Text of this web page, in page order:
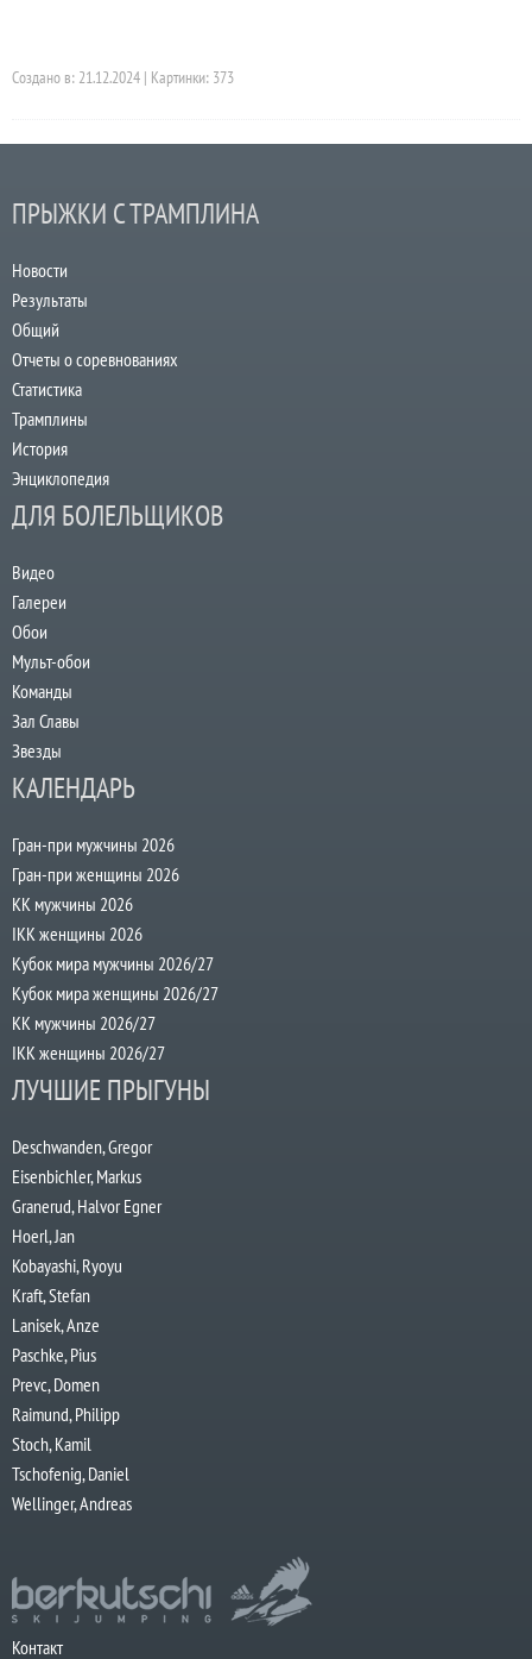
Создано в: 21.12.2024 | Картинки: 373
ПРЫЖКИ С ТРАМПЛИНА
Новости
Результаты
Общий
Отчеты о соревнованиях
Статистика
Трамплины
История
Энциклопедия
ДЛЯ БОЛЕЛЬЩИКОВ
Видео
Галереи
Обои
Мульт-обои
Команды
Зал Славы
Звезды
КАЛЕНДАРЬ
Гран-при мужчины 2026
Гран-при женщины 2026
КК мужчины 2026
IKK женщины 2026
Кубок мира мужчины 2026/27
Кубок мира женщины 2026/27
КК мужчины 2026/27
IKK женщины 2026/27
ЛУЧШИЕ ПРЫГУНЫ
Deschwanden, Gregor
Eisenbichler, Markus
Granerud, Halvor Egner
Hoerl, Jan
Kobayashi, Ryoyu
Kraft, Stefan
Lanisek, Anze
Paschke, Pius
Prevc, Domen
Raimund, Philipp
Stoch, Kamil
Tschofenig, Daniel
Wellinger, Andreas
Контакт